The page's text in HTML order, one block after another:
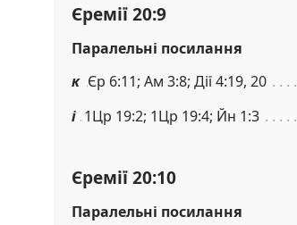
Єремії 20:9
Паралельні посилання
к Єр 6:11; Ам 3:8; Дії 4:19, 20
і 1Цр 19:2; 1Цр 19:4; Йн 1:3
Єремії 20:10
Паралельні посилання